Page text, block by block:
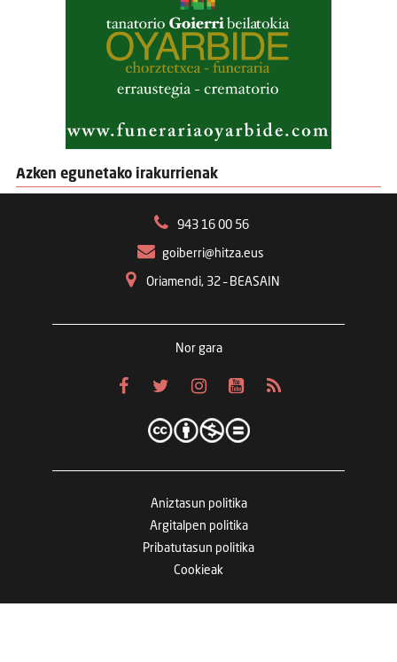
Azken egunetako irakurrienak
943 16 00 56
goiberri@hitza.eus
Oriamendi, 32 – BEASAIN
Nor gara
Aniztasun politika
Argitalpen politika
Pribatutasun politika
Cookieak